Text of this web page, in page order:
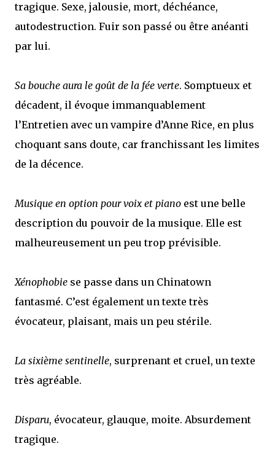
tragique. Sexe, jalousie, mort, déchéance,
autodestruction. Fuir son passé ou être anéanti
par lui.
Sa bouche aura le goût de la fée verte. Somptueux et
décadent, il évoque immanquablement
l’Entretien avec un vampire d’Anne Rice, en plus
choquant sans doute, car franchissant les limites
de la décence.
Musique en option pour voix et piano est une belle
description du pouvoir de la musique. Elle est
malheureusement un peu trop prévisible.
Xénophobie se passe dans un Chinatown
fantasmé. C’est également un texte très
évocateur, plaisant, mais un peu stérile.
La sixième sentinelle, surprenant et cruel, un texte
très agréable.
Disparu, évocateur, glauque, moite. Absurdement
tragique.